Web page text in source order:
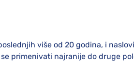
više od 20 godina, i
primenivati najranije do druge